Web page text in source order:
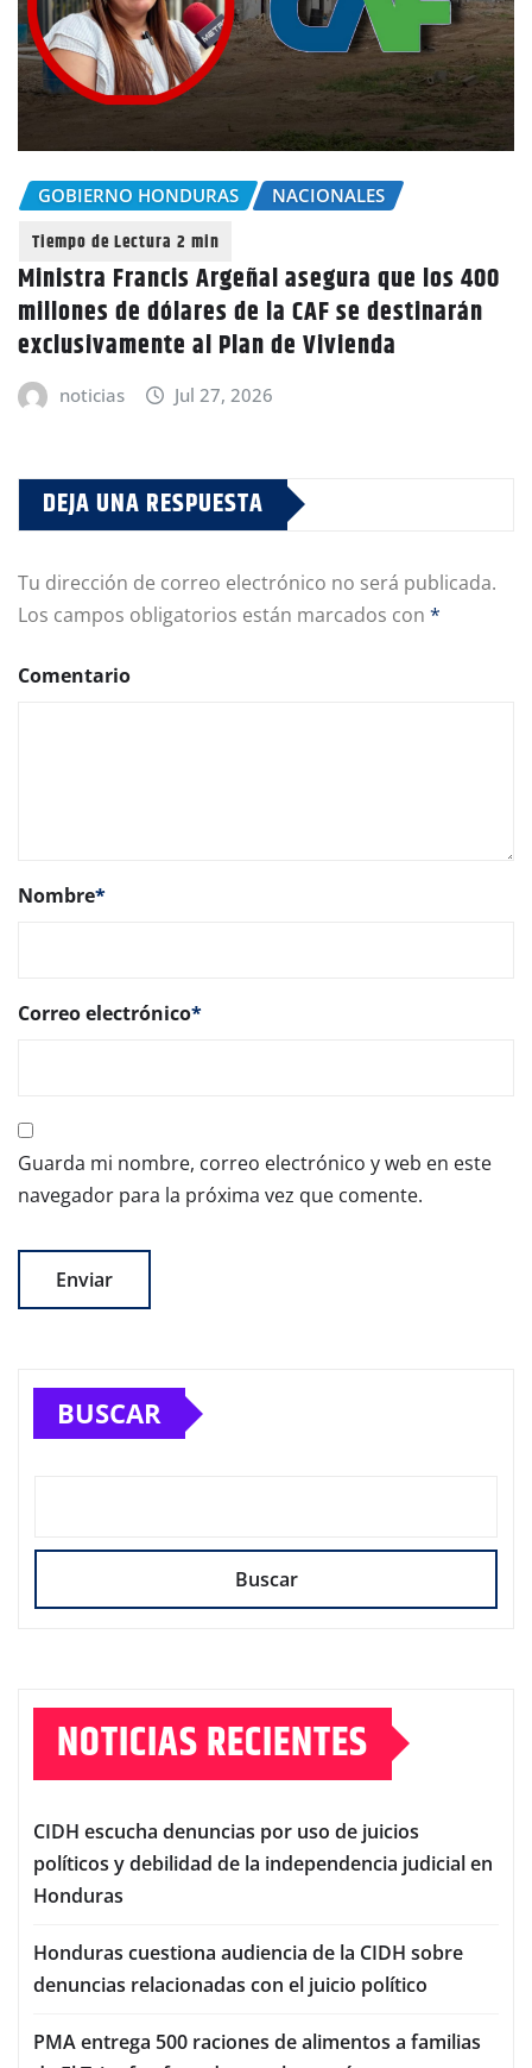
GOBIERNO HONDURAS NACIONALES
Ministra Francis Argeñal asegura que los 400
millones de dólares de la CAF se destinarán
exclusivamente al Plan de Vivienda
noticias Jul 27, 2026
DEJA UNA RESPUESTA
Tu dirección de correo electrónico no será publicada.
Los campos obligatorios están marcados con *
Comentario
Nombre*
Correo electrónico*
Guarda mi nombre, correo electrónico y web en este
navegador para la próxima vez que comente.
BUSCAR
Buscar
NOTICIAS RECIENTES
CIDH escucha denuncias por uso de juicios
políticos y debilidad de la independencia judicial en
Honduras
Honduras cuestiona audiencia de la CIDH sobre
denuncias relacionadas con el juicio político
PMA entrega 500 raciones de alimentos a familias